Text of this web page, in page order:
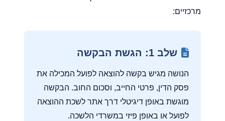
מרכזיים:
שלב 1: הגשת הבקשה
הנושה מגיש בקשה להוצאה לפועל המכילה את
פסק הדין, פרטי החייב, וסכום החוב. הבקשה
מוגשת באופן דיגיטלי דרך אתר לשכת ההוצאה
לפועל או באופן פיזי במשרדי הלשכה.